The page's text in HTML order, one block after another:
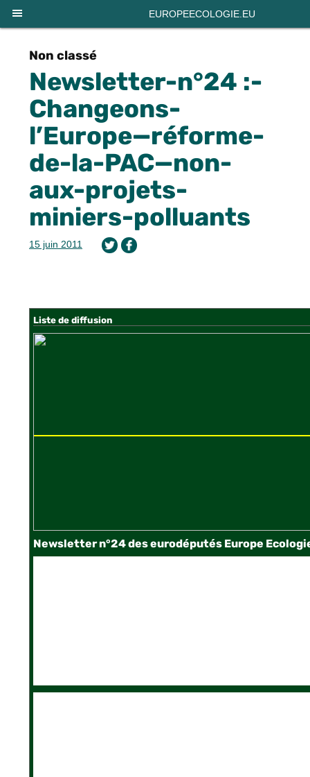
EUROPEECOLOGIE.EU
Non classé
Newsletter-n°24 :-
Changeons-
l’Europe—réforme-
de-la-PAC—non-
aux-projets-
miniers-polluants
15 juin 2011
Liste de diffusion
Newsletter n°24 des eurodéputés Europe